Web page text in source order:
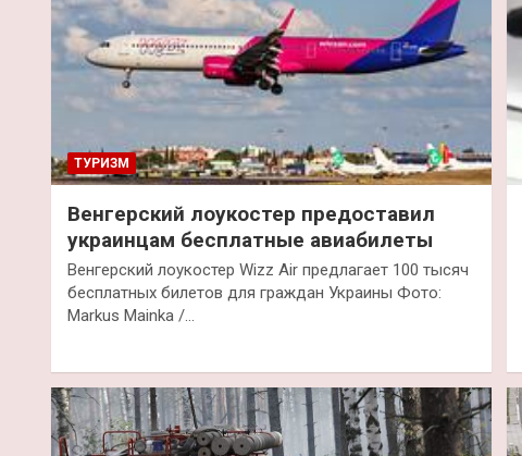
ТУРИЗМ
Венгерский лоукостер предоставил
украинцам бесплатные авиабилеты
Венгерский лоукостер Wizz Air предлагает 100 тысяч
бесплатных билетов для граждан Украины Фото:
Markus Mainka /…